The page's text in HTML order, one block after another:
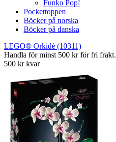
Funko Pop!
Pockettoppen
Böcker på norska
Böcker på danska
LEGO® Orkidé (10311)
Handla för minst 500 kr för fri frakt.
500 kr kvar